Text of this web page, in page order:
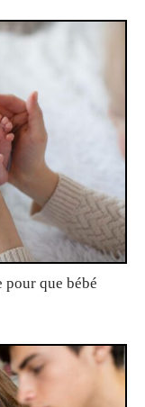
que bébé